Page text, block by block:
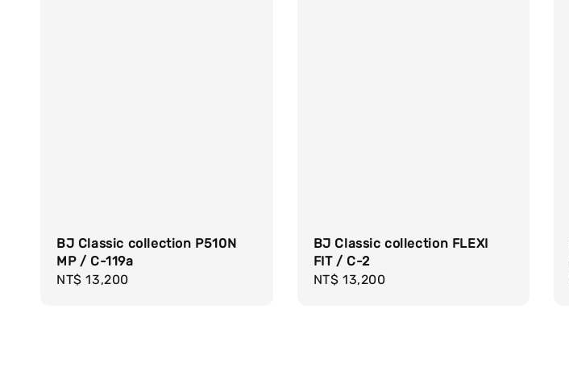
BJ Classic collection P510N
MP / C-119a
Regular
NT$ 13,200
BJ Classic collection FLEXI
FIT / C-2
Regular
NT$ 13,200